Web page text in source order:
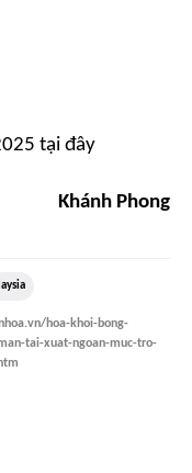
tại đây
Khánh Phong
hoa-khoi-bong-
tai-xuat-ngoan-muc-tro-